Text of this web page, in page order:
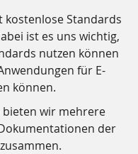
kostenlose Standards
ist es uns wichtig,
nutzen können
für E-
können.
bieten wir mehrere
der